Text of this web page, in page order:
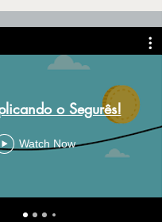
o Segurês!
Watch Now